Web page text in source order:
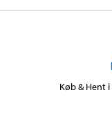
Køb & Hent